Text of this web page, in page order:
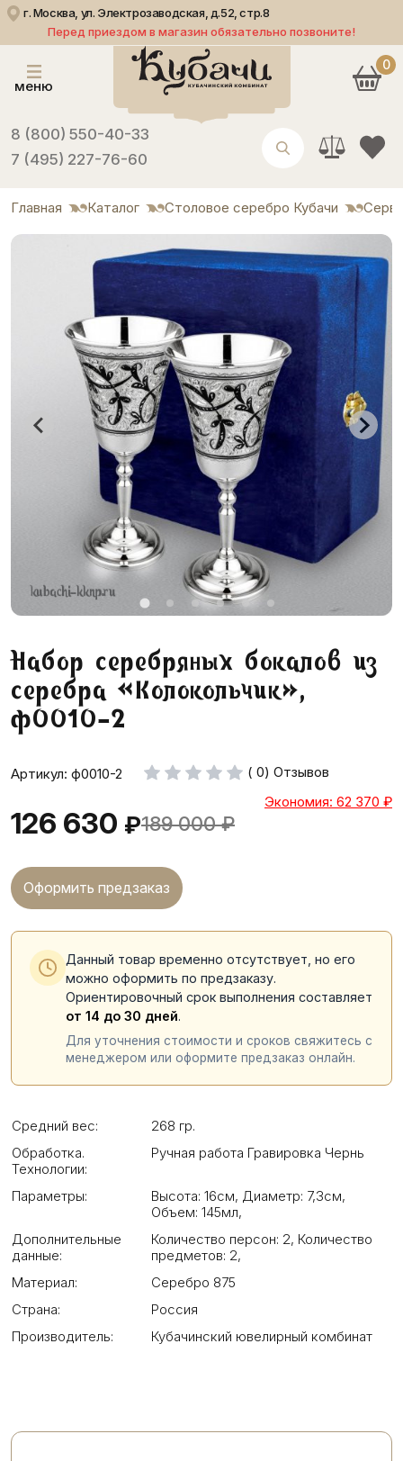
г. Москва, ул. Электрозаводская, д.52, стр.8
Перед приездом в магазин обязательно позвоните!
меню
8 (800) 550-40-33
7 (495) 227-76-60
0
Главная Каталог Столовое серебро Кубачи
Набор серебряных бокалов из
серебра «Колокольчик»,
ф0010-2
Артикул: ф0010-2 ( 0) Отзывов
126 630 ₽189 000 ₽
Экономия: 62 370 ₽
Оформить предзаказ
Данный товар временно отсутствует, но его
можно оформить по предзаказу.
Ориентировочный срок выполнения составляет
от 14 до 30 дней.
Для уточнения стоимости и сроков свяжитесь с
менеджером или оформите предзаказ онлайн.
Средний вес:
268 гр.
Обработка.
Технологии:
Ручная работа Гравировка Чернь
Параметры: Высота: 16см, Диаметр: 7,3см,
Объем: 145мл,
Дополнительные
данные:
Количество персон: 2, Количество
предметов: 2,
Материал:
Серебро 875
Страна:
Россия
Производитель:
Кубачинский ювелирный комбинат